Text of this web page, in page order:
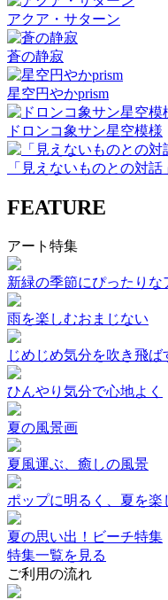
アクア・サターン
蒼の静寂
星空円やかprism
ドロンコ象サン星空模様
「見えないものとの対
FEATURE
アート特集
新緑の季節にぴったりな
雨を楽しむおまじない
じめじめ気分を吹き飛ば
ひんやり気分で心地よく
夏の風景画
夏風運ぶ、癒しの風景
ポップに明るく、夏を楽
夏の思い出！ビーチ特集
特集一覧を見る
ご利用の流れ